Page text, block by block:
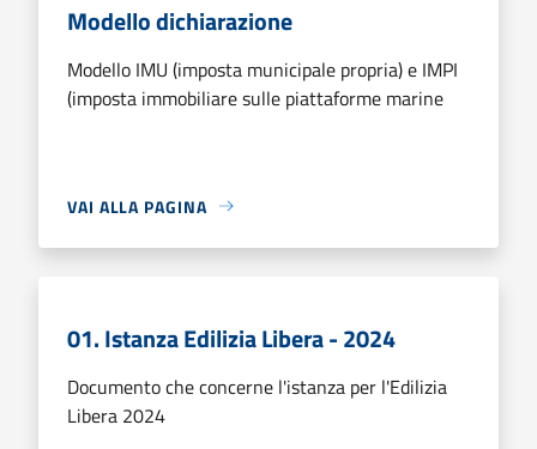
Modello dichiarazione
Modello IMU (imposta municipale propria) e IMPI
(imposta immobiliare sulle piattaforme marine
VAI ALLA PAGINA
01. Istanza Edilizia Libera - 2024
Documento che concerne l'istanza per l'Edilizia
Libera 2024